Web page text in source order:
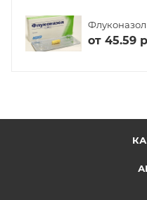
Флуконазол
от 45.59